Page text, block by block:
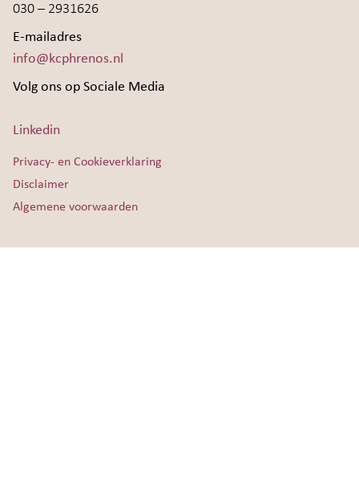
030 – 2931626
E-mailadres
info@kcphrenos.nl
Volg ons op Sociale Media
Linkedin
Privacy- en Cookieverklaring
Disclaimer
Algemene voorwaarden